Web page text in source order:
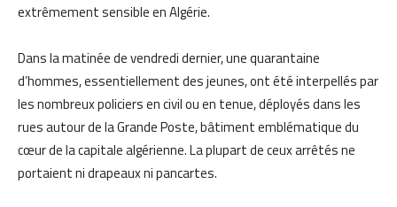
extrêmement sensible en Algérie.
Dans la matinée de vendredi dernier, une quarantaine
d’hommes, essentiellement des jeunes, ont été interpellés par
les nombreux policiers en civil ou en tenue, déployés dans les
rues autour de la Grande Poste, bâtiment emblématique du
cœur de la capitale algérienne. La plupart de ceux arrêtés ne
portaient ni drapeaux ni pancartes.